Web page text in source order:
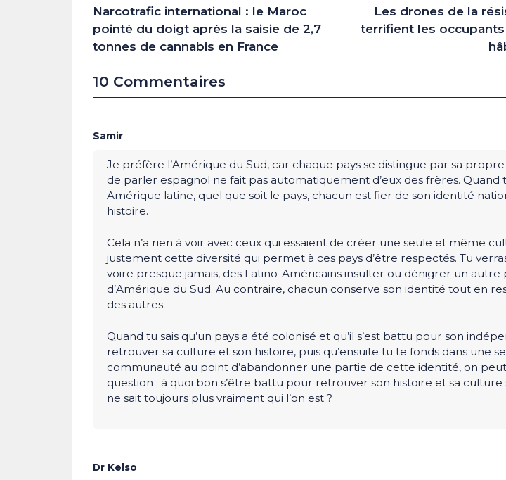
Narcotrafic international : le Maroc
pointé du doigt après la saisie de 2,7
tonnes de cannabis en France
Les drones de la
terrifient les
10 Commentaires
Samir
Je préfère l’Amérique du Sud, car chaque pays se distingue par sa
de parler espagnol ne fait pas automatiquement d’eux des frères. Quand
Amérique latine, quel que soit le pays, chacun est fier de son identité
histoire.
Cela n’a rien à voir avec ceux qui essaient de créer une seule et même
justement cette diversité qui permet à ces pays d’être respectés. Tu
voire presque jamais, des Latino-Américains insulter ou dénigrer un autre
d’Amérique du Sud. Au contraire, chacun conserve son identité tout en
des autres.
Quand tu sais qu’un pays a été colonisé et qu’il s’est battu pour son
retrouver sa culture et son histoire, puis qu’ensuite tu te fonds dans une
communauté au point d’abandonner une partie de cette identité, on
question : à quoi bon s’être battu pour retrouver son histoire et sa culture
ne sait toujours plus vraiment qui l’on est ?
Dr Kelso